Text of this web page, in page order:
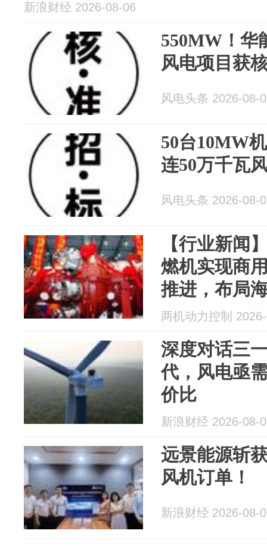
新浪财经 2026-08-06
550MW！华
风电项目获
风电头条 2026-08-
50台10MW
连50万千瓦
风电头条 2026-08-
【行业新闻
燃机实现商
推进，布局
两机动力控制
深度对话三
代，风电亟
价比
新浪财经 2026-08-
远景能源斩
风机订单！
新浪财经 2026-08-